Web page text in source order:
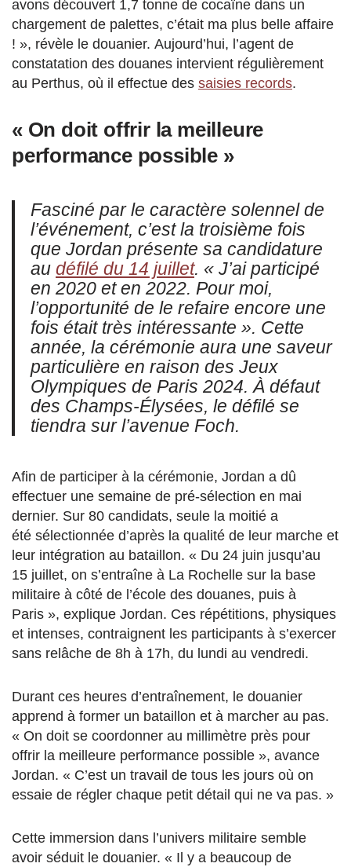
avons découvert 1,7 tonne de cocaïne dans un
chargement de palettes, c’était ma plus belle affaire
! », révèle le douanier. Aujourd’hui, l’agent de
constatation des douanes intervient régulièrement
au Perthus, où il effectue des saisies records.
« On doit offrir la meilleure
performance possible »
Fasciné par le caractère solennel de
l’événement, c’est la troisième fois
que Jordan présente sa candidature
au défilé du 14 juillet. « J’ai participé
en 2020 et en 2022. Pour moi,
l’opportunité de le refaire encore une
fois était très intéressante ». Cette
année, la cérémonie aura une saveur
particulière en raison des Jeux
Olympiques de Paris 2024. À défaut
des Champs-Élysées, le défilé se
tiendra sur l’avenue Foch.
Afin de participer à la cérémonie, Jordan a dû
effectuer une semaine de pré-sélection en mai
dernier. Sur 80 candidats, seule la moitié a
été sélectionnée d’après la qualité de leur marche et
leur intégration au bataillon. « Du 24 juin jusqu’au
15 juillet, on s’entraîne à La Rochelle sur la base
militaire à côté de l’école des douanes, puis à
Paris », explique Jordan. Ces répétitions, physiques
et intenses, contraignent les participants à s’exercer
sans relâche de 8h à 17h, du lundi au vendredi.
Durant ces heures d’entraînement, le douanier
apprend à former un bataillon et à marcher au pas.
« On doit se coordonner au millimètre près pour
offrir la meilleure performance possible », avance
Jordan. « C’est un travail de tous les jours où on
essaie de régler chaque petit détail qui ne va pas. »
Cette immersion dans l’univers militaire semble
avoir séduit le douanier. « Il y a beaucoup de